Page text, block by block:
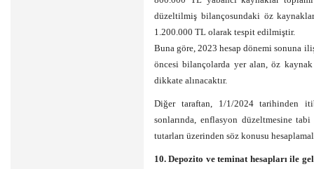
düzeltilmiş bilançosundaki öz
1.200.000 TL olarak tespit edilmiştir.
Buna göre, 2023 hesap dönemi sonuna
öncesi bilançolarda yer alan, öz
dikkate alınacaktır.
Diğer taraftan, 1/1/2024 tarihinden
sonlarında, enflasyon düzeltmesine
tutarları üzerinden söz konusu
10. Depozito ve teminat hesapları ile